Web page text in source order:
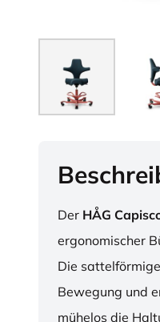
Der HÅG
ergonomischer
Die
Bewegung und
mühelos die